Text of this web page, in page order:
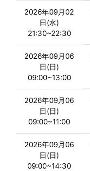
2026年09月02
日(水)
21:30~22:30
2026年09月06
日(日)
09:00~13:00
2026年09月06
日(日)
09:00~11:00
2026年09月06
日(日)
09:00~14:30